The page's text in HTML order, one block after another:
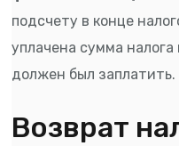
подсчету в конце
уплачена сумма
должен был заплатить.
Возврат